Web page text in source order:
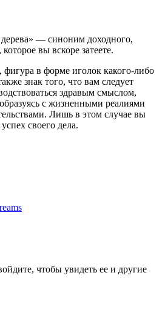
— синоним доходного,
вы вскоре затеете.
в форме иголок какого-либо
знак того, что вам следует
здравым смыслом,
с жизненными реалиями
Лишь в этом случае вы
своего дела.
чтобы увидеть ее и другие